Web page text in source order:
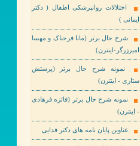
اختلالات روانپزشکی اطفال ( دکتر
ایمانی )
شرح حال برتر (مانا فرحناک و مهسا
امیرزرگر-اینترن)
نمونه شرح حال برتر (پرستش
ستاری - اینترن)
نمونه شرح حال برتر (فائزه فرهادی
- اینترن)
عناوین پایان نامه های دکتر فدایی